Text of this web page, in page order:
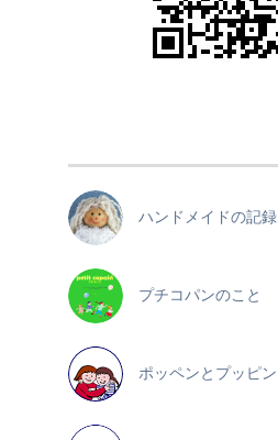
ハンドメイドの記録
プチコパンのこと
ポッペンとプッピン